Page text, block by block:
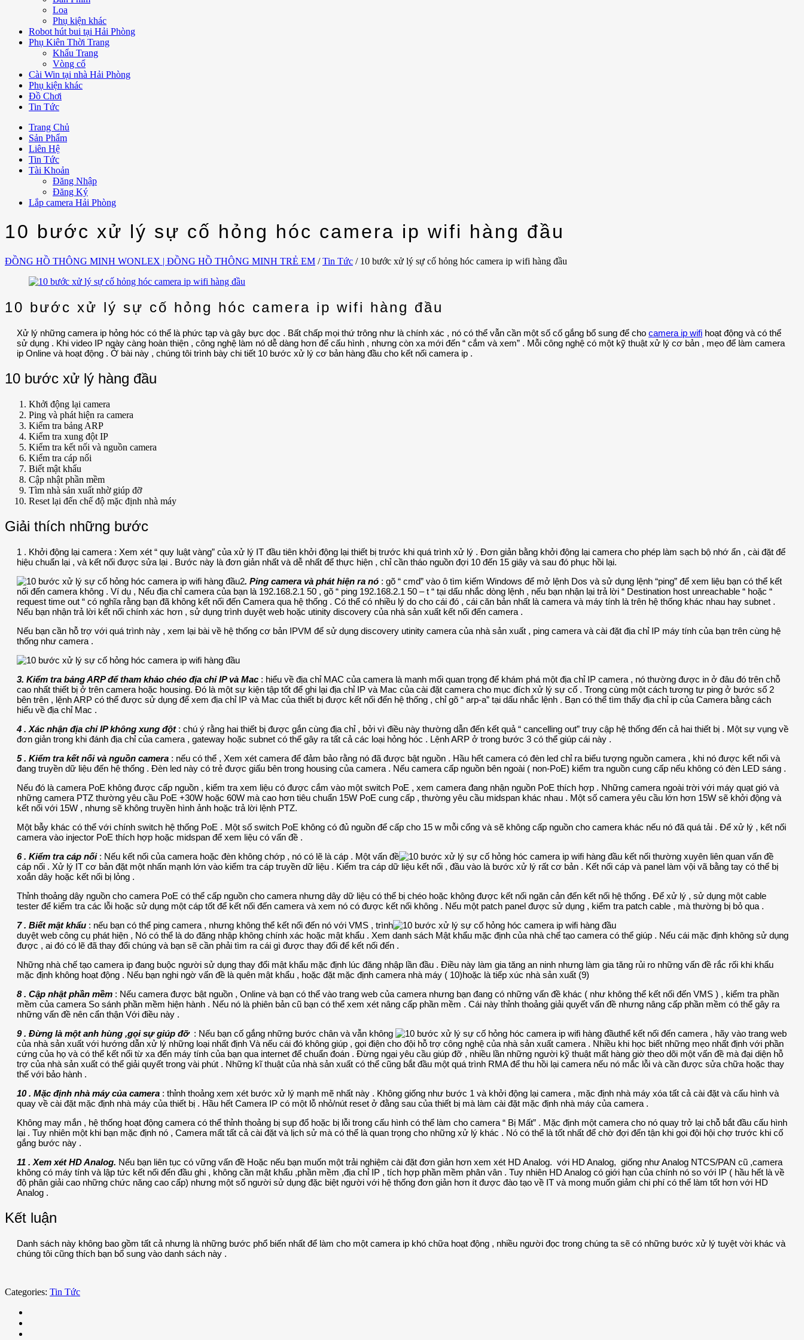
Loa
Phụ kiện khác
Robot hút bui tại Hải Phòng
Phụ Kiên Thời Trang
Khẩu Trang
Vòng cổ
Cài Win tại nhà Hải Phòng
Phụ kiện khác
Đồ Chơi
Tin Tức
Trang Chủ
Sản Phẩm
Liên Hệ
Tin Tức
Tài Khoản
Đăng Nhập
Đăng Ký
Lắp camera Hải Phòng
10 bước xử lý sự cố hỏng hóc camera ip wifi hàng đầu
ĐỒNG HỒ THÔNG MINH WONLEX | ĐỒNG HỒ THÔNG MINH TRẺ EM / Tin Tức / 10 bước xử lý sự cố hỏng hóc camera ip wifi hàng đầu
10 bước xử lý sự cố hỏng hóc camera ip wifi hàng đầu
Xử lý những camera ip hỏng hóc có thể là phức tạp và gây bực dọc . Bất chấp mọi thứ trông như là chính xác , nó có thể vẫn cần một số cố gắng bổ sung để cho camera ip wifi hoạt động và có thể
sử dụng . Khi video IP ngày càng hoàn thiện , công nghệ làm nó dễ dàng hơn để cấu hình , nhưng còn xa mới đến “ cắm và xem” . Mỗi công nghệ có một kỹ thuật xử lý cơ bản , mẹo để làm camera
ip Online và hoạt động . Ở bài này , chúng tôi trình bày chi tiết 10 bước xử lý cơ bản hàng đầu cho kết nối camera ip .
10 bước xử lý hàng đầu
Khởi động lại camera
Ping và phát hiện ra camera
Kiểm tra bảng ARP
Kiểm tra xung đột IP
Kiểm tra kết nối và nguồn camera
Kiểm tra cáp nối
Biết mật khẩu
Cập nhật phần mềm
Tìm nhà sản xuất nhờ giúp đỡ
Reset lại đến chế độ mặc định nhà máy
Giải thích những bước
1 . Khởi động lại camera : Xem xét “ quy luật vàng” của xử lý IT đầu tiên khởi động lại thiết bị trước khi quá trình xử lý . Đơn giản bằng khởi động lại camera cho phép làm sạch bộ nhớ ẩn , cài đặt để
hiệu chuẩn lại , và kết nối được sửa lại . Bước này là đơn giản nhất và dễ nhất để thực hiện , chỉ cần tháo nguồn đợi 10 đến 15 giây và sau đó phục hồi lại.
2. Ping camera và phát hiện ra nó : gõ “ cmd” vào ô tìm kiếm Windows để mở lệnh Dos và sử dụng lệnh “ping” để xem liệu bạn có thể kết
nối đến camera không . Ví dụ , Nếu địa chỉ camera của bạn là 192.168.2.1 50 , gõ “ ping 192.168.2.1 50 – t “ tại dấu nhắc dòng lệnh , nếu bạn nhận lại trả lời “ Destination host unreachable “ hoặc “
request time out “ có nghĩa rằng bạn đã không kết nối đến Camera qua hệ thống . Có thể có nhiều lý do cho cái đó , cái căn bản nhất là camera và máy tính là trên hệ thống khác nhau hay subnet .
Nếu bạn nhận trả lời kết nối chính xác hơn , sử dụng trình duyệt web hoặc utinity discovery của nhà sản xuất kết nối đến camera .
Nếu bạn cần hỗ trợ với quá trình này , xem lại bài về hệ thống cơ bản IPVM để sử dụng discovery utinity camera của nhà sản xuất , ping camera và cài đặt địa chỉ IP máy tính của bạn trên cùng hệ
thống như camera .
3. Kiểm tra bảng ARP để tham khảo chéo địa chỉ IP và Mac : hiểu về địa chỉ MAC của camera là manh mối quan trọng để khám phá một địa chỉ IP camera , nó thường được in ở đâu đó trên chỗ
cao nhất thiết bị ở trên camera hoặc housing. Đó là một sự kiện tập tốt để ghi lại địa chỉ IP và Mac của cài đặt camera cho mục đích xử lý sự cố . Trong cùng một cách tương tự ping ở bước số 2
bên trên , lệnh ARP có thể được sử dụng để xem địa chỉ IP và Mac của thiết bị được kết nối đến hệ thống , chỉ gõ “ arp-a” tại dấu nhắc lệnh . Bạn có thể tìm thấy địa chỉ ip của Camera bằng cách
hiểu về địa chỉ Mac .
4 . Xác nhận địa chỉ IP không xung đột: chú ý rằng hai thiết bị được gắn cùng địa chỉ , bởi vì điều này thường dẫn đến kết quả “ cancelling out” truy cập hệ thống đến cả hai thiết bị . Một sự vụng về
đơn giản trong khi đánh địa chỉ của camera , gateway hoặc subnet có thể gây ra tất cả các loại hỏng hóc . Lệnh ARP ở trong bước 3 có thể giúp cái này .
5 . Kiểm tra kết nối và nguồn camera : nếu có thể , Xem xét camera để đảm bảo rằng nó đã được bật nguồn . Hầu hết camera có đèn led chỉ ra biểu tượng nguồn camera , khi nó được kết nối và
đang truyền dữ liệu đến hệ thống . Đèn led này có trẻ được giấu bên trong housing của camera . Nếu camera cấp nguồn bên ngoài ( non-PoE) kiểm tra nguồn cung cấp nếu không có đèn LED sáng .
Nếu đó là camera PoE không được cấp nguồn , kiểm tra xem liệu có được cắm vào một switch PoE , xem camera đang nhận nguồn PoE thích hợp . Những camera ngoài trời với máy quạt gió và
những camera PTZ thường yêu cầu PoE +30W hoặc 60W mà cao hơn tiêu chuẩn 15W PoE cung cấp , thường yêu cầu midspan khác nhau . Một số camera yêu cầu lớn hơn 15W sẽ khởi động và
kết nối với 15W , nhưng sẽ không truyền hình ảnh hoặc trả lời lệnh PTZ.
Một bẫy khác có thể với chính switch hệ thống PoE . Một số switch PoE không có đủ nguồn để cấp cho 15 w mỗi cổng và sẽ không cấp nguồn cho camera khác nếu nó đã quá tải . Để xử lý , kết nối
camera vào injector PoE thích hợp hoặc midspan để xem liệu có vấn đề .
6 . Kiểm tra cáp nối : Nếu kết nối của camera hoặc đèn không chớp , nó có lẽ là cáp . Một vấn đề
kết nối thường xuyên liên quan vấn đề
cáp nối . Xử lý IT cơ bản đặt một nhấn mạnh lớn vào kiểm tra cáp truyền dữ liệu . Kiểm tra cáp dữ liệu kết nối , đầu vào là bước xử lý rất cơ bản . Kết nối cáp và panel làm vội vã bằng tay có thể bị
xoắn dây hoặc kết nối bị lỏng .
Thỉnh thoảng dây nguồn cho camera PoE có thể cấp nguồn cho camera nhưng dây dữ liệu có thể bị chéo hoặc không được kết nối ngăn cản đến kết nối hệ thống . Để xử lý , sử dụng một cable
tester để kiểm tra các lỗi hoặc sử dụng một cáp tốt để kết nối đến camera và xem nó có được kết nối không . Nếu một patch panel được sử dụng , kiểm tra patch cable , mà thường bị bỏ qua .
7 . Biết mật khẩu : nếu bạn có thể ping camera , nhưng không thể kết nối đến nó với VMS , trình
duyệt web công cụ phát hiện , Nó có thể là do đăng nhập không chính xác hoặc mật khẩu . Xem danh sách Mật khẩu mặc định của nhà chế tạo camera có thể giúp . Nếu cái mặc định không sử dụng
được , ai đó có lẽ đã thay đổi chúng và bạn sẽ cần phải tìm ra cái gì được thay đổi để kết nối đến .
Những nhà chế tạo camera ip đang buộc người sử dụng thay đổi mật khẩu mặc định lúc đăng nhập lần đầu . Điều này làm gia tăng an ninh nhưng làm gia tăng rủi ro những vấn đề rắc rối khi khẩu
mặc định không hoạt động . Nếu bạn nghi ngờ vấn đề là quên mật khẩu , hoặc đặt mặc định camera nhà máy ( 10)hoặc là tiếp xúc nhà sản xuất (9)
8 . Cập nhật phần mềm : Nếu camera được bật nguồn , Online và bạn có thể vào trang web của camera nhưng bạn đang có những vấn đề khác ( như không thể kết nối đến VMS ) , kiểm tra phần
mềm của camera So sánh phần mềm hiện hành . Nếu nó là phiên bản cũ bạn có thể xem xét nâng cấp phần mềm . Cái này thỉnh thoảng giải quyết vấn đề nhưng nâng cấp phần mềm có thể gây ra
những vấn đề nên cẩn thận Với điều này .
9 . Đừng là một anh hùng ,gọi sự giúp đỡ: Nếu bạn cố gắng những bước chân và vẫn không
thể kết nối đến camera , hãy vào trang web
của nhà sản xuất với hướng dẫn xử lý những loại nhất định Và nếu cái đó không giúp , gọi điện cho đội hỗ trợ công nghệ của nhà sản xuất camera . Nhiều khi học biết những mẹo nhất định với phần
cứng của họ và có thể kết nối từ xa đến máy tính của bạn qua internet để chuẩn đoán . Đừng ngại yêu cầu giúp đỡ , nhiều lần những người kỹ thuật mất hàng giờ theo dõi một vấn đề mà đại diện hỗ
trợ của nhà sản xuất có thể giải quyết trong vài phút . Những kĩ thuật của nhà sản xuất có thể cũng bắt đầu một quá trình RMA để thu hồi lại camera nếu nó mắc lỗi và cần được sửa chữa hoặc thay
thế với bảo hành .
10 . Mặc định nhà máy của camera : thỉnh thoảng xem xét bước xử lý mạnh mẽ nhất này . Không giống như bước 1 và khởi động lại camera , mặc định nhà máy xóa tất cả cài đặt và cấu hình và
quay về cài đặt mặc định nhà máy của thiết bị . Hầu hết Camera IP có một lỗ nhỏ/nút reset ở đằng sau của thiết bị mà làm cài đặt mặc định nhà máy của camera .
Không may mắn , hệ thống hoạt động camera có thể thỉnh thoảng bị sụp đổ hoặc bị lỗi trong cấu hình có thể làm cho camera “ Bị Mất” . Mặc định một camera cho nó quay trở lại chỗ bắt đầu cấu hình
lại . Tuy nhiên một khi bạn mặc định nó , Camera mất tất cả cài đặt và lịch sử mà có thể là quan trọng cho những xử lý khác . Nó có thể là tốt nhất để chờ đợi đến tận khi gọi đội hội chợ trước khi cố
gắng bước này .
11 . Xem xét HD Analog. Nếu bạn liên tục có vững vấn đề Hoặc nếu bạn muốn một trải nghiệm cài đặt đơn giản hơn xem xét HD Analog. với HD Analog, giống như Analog NTCS/PAN cũ ,camera
không có máy tính và lập tức kết nối đến đầu ghi , không cần mật khẩu ,phần mềm ,địa chỉ IP , tích hợp phần mềm phân vân . Tuy nhiên HD Analog có giới hạn của chính nó so với IP ( hầu hết là về
độ phân giải cao những chức năng cao cấp) nhưng một số người sử dụng đặc biệt người với hệ thống đơn giản hơn ít được đào tạo về IT và mong muốn giảm chi phí có thể làm tốt hơn với HD
Analog .
Kết luận
Danh sách này không bao gồm tất cả nhưng là những bước phổ biến nhất để làm cho một camera ip khó chữa hoạt động , nhiều người đọc trong chúng ta sẽ có những bước xử lý tuyệt vời khác và
chúng tôi cũng thích bạn bổ sung vào danh sách này .
Categories: Tin Tức